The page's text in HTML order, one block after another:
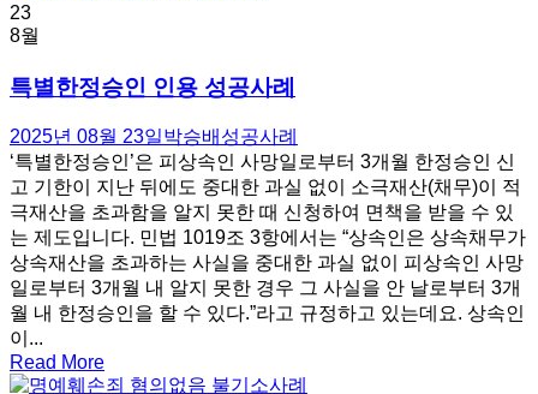
23
8월
특별한정승인 인용 성공사례
2025년 08월 23일박승배 성공사례
‘특별한정승인’은 피상속인 사망일로부터 3개월 한정승인 신
고 기한이 지난 뒤에도 중대한 과실 없이 소극재산(채무)이 적
극재산을 초과함을 알지 못한 때 신청하여 면책을 받을 수 있
는 제도입니다. 민법 1019조 3항에서는 “상속인은 상속채무가
상속재산을 초과하는 사실을 중대한 과실 없이 피상속인 사망
일로부터 3개월 내 알지 못한 경우 그 사실을 안 날로부터 3개
월 내 한정승인을 할 수 있다.”라고 규정하고 있는데요. 상속인
이...
Read More